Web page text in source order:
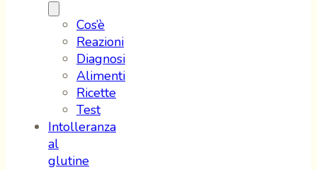
Cos’è
Reazioni
Diagnosi
Alimenti
Ricette
Test
Intolleranza
al
glutine